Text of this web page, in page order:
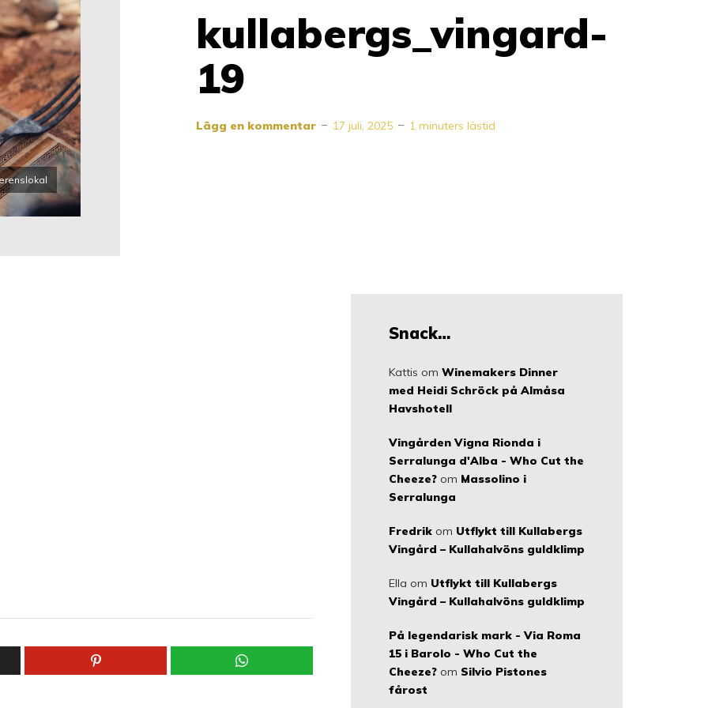
kullabergs_vingard-
19
Lägg en kommentar 17 juli, 2025 1 minuters lästid
Snack…
Kattis om Winemakers Dinner
med Heidi Schröck på Almåsa
Havshotell
Vingården Vigna Rionda i
Serralunga d'Alba - Who Cut the
Cheeze? om Massolino i
Serralunga
Fredrik om Utflykt till Kullabergs
Vingård – Kullahalvöns guldklimp
Ella om Utflykt till Kullabergs
Vingård – Kullahalvöns guldklimp
På legendarisk mark - Via Roma
15 i Barolo - Who Cut the
Cheeze? om Silvio Pistones
fårost